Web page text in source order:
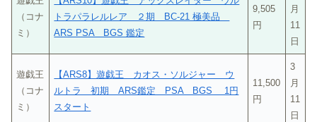
（コナ
ミ）
トラパラレルレア ２期 BC-21 極美品
ARS PSA BGS 鑑定
9,505
円
月
11
日
遊戯王
（コナ
ミ）
【ARS8】遊戯王 カオス・ソルジャー ウ
ルトラ 初期 ARS鑑定 PSA BGS 1円
スタート
11,500
円
3
月
11
日